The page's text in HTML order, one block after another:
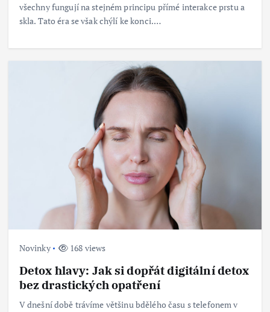
všechny fungují na stejném principu přímé interakce prstu a
skla. Tato éra se však chýlí ke konci.…
Novinky 168 views
Detox hlavy: Jak si dopřát digitální detox
bez drastických opatření
V dnešní době trávíme většinu bdělého času s telefonem v